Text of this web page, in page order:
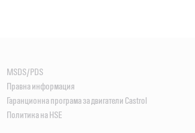
MSDS/PDS
Правна информация
Гаранционна програма за двигатели Castrol
Политика на HSE